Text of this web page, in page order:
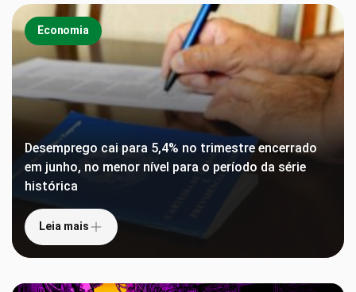
Economia
Desemprego cai para 5,4% no trimestre encerrado
em junho, no menor nível para o período da série
histórica
Leia mais